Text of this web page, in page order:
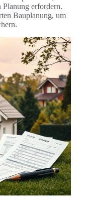
erfordern.
Bauplanung, um